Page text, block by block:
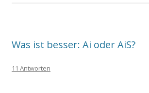
Was ist besser: Ai oder AiS?
11 Antworten